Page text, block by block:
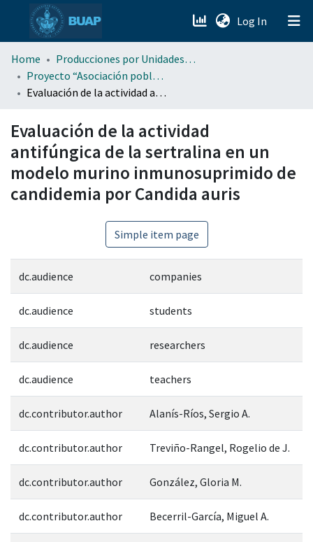
Log In (current)
menu.section.about_menu
All of DSpace
Home
Producciones por Unidades Académicas
Proyecto “Asociación poblana de Ciencias Microbiológicas” . (APCM)
Evaluación de la actividad antifúngica de la sertralina en un modelo murino inmunosuprimido de candidemia por Candida auris
Evaluación de la actividad
antifúngica de la sertralina en un
modelo murino inmunosuprimido de
candidemia por Candida auris
Simple item page
dc.audience companies
dc.audience students
dc.audience researchers
dc.audience teachers
dc.contributor.author Alanís-Ríos, Sergio A.
dc.contributor.author Treviño-Rangel, Rogelio de J.
dc.contributor.author González, Gloria M.
dc.contributor.author Becerril-García, Miguel A.